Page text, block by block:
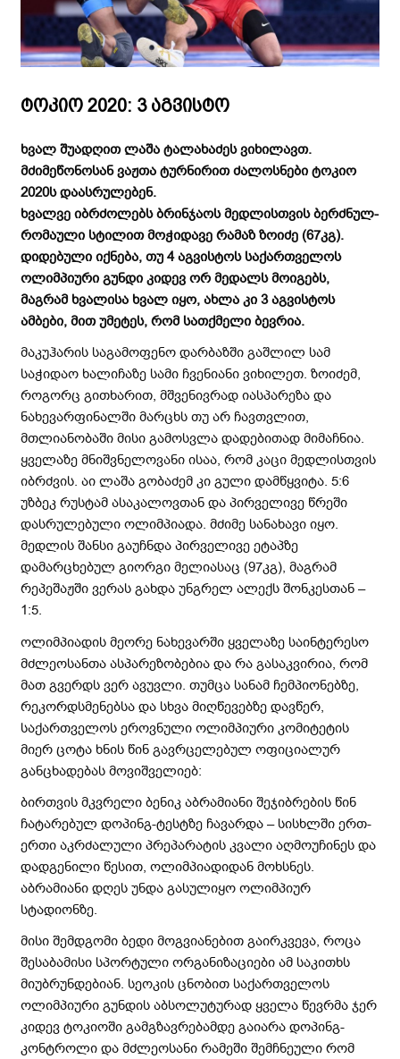
ტოკიო 2020: 3 აგვისტო
ხვალ შუადღით ლაშა ტალახაძეს ვიხილავთ.
მძიმეწონოსან ვაჟთა ტურნირით ძალოსნები ტოკიო
2020ს დაასრულებენ.
ხვალვე იბრძოლებს ბრინჯაოს მედლისთვის ბერძნულ-
რომაული სტილით მოჭიდავე რამაზ ზოიძე (67კგ).
დიდებული იქნება, თუ 4 აგვისტოს საქართველოს
ოლიმპიური გუნდი კიდევ ორ მედალს მოიგებს,
მაგრამ ხვალისა ხვალ იყო, ახლა კი 3 აგვისტოს
ამბები, მით უმეტეს, რომ სათქმელი ბევრია.
მაკუჰარის საგამოფენო დარბაზში გაშლილ სამ
საჭიდაო ხალიჩაზე სამი ჩვენიანი ვიხილეთ. ზოიძემ,
როგორც გითხარით, მშვენივრად იასპარეზა და
ნახევარფინალში მარცხს თუ არ ჩავთვლით,
მთლიანობაში მისი გამოსვლა დადებითად მიმაჩნია.
ყველაზე მნიშვნელოვანი ისაა, რომ კაცი მედლისთვის
იბრძვის. აი ლაშა გობაძემ კი გული დამწყვიტა. 5:6
უზბეკ რუსტამ ასაკალოვთან და პირველივე წრეში
დასრულებული ოლიმპიადა. მძიმე სანახავი იყო.
მედლის შანსი გაუჩნდა პირველივე ეტაპზე
დამარცხებულ გიორგი მელიასაც (97კგ), მაგრამ
რეპეშაჟში ვერას გახდა უნგრელ ალექს შონკესთან –
1:5.
ოლიმპიადის მეორე ნახევარში ყველაზე საინტერესო
მძლეოსანთა ასპარეზობებია და რა გასაკვირია, რომ
მათ გვერდს ვერ ავუვლი. თუმცა სანამ ჩემპიონებზე,
რეკორდსმენებსა და სხვა მიღწევებზე დავწერ,
საქართველოს ეროვნული ოლიმპიური კომიტეტის
მიერ ცოტა ხნის წინ გავრცელებულ ოფიციალურ
განცხადებას მოვიშველიებ:
ბირთვის მკვრელი ბენიკ აბრამიანი შეჯიბრების წინ
ჩატარებულ დოპინგ-ტესტზე ჩავარდა – სისხლში ერთ-
ერთი აკრძალული პრეპარატის კვალი აღმოუჩინეს და
დადგენილი წესით, ოლიმპიადიდან მოხსნეს.
აბრამიანი დღეს უნდა გასულიყო ოლიმპიურ
სტადიონზე.
მისი შემდგომი ბედი მოგვიანებით გაირკვევა, როცა
შესაბამისი სპორტული ორგანიზაციები ამ საკითხს
მიუბრუნდებიან. სეოკის ცნობით საქართველოს
ოლიმპიური გუნდის აბსოლუტურად ყველა წევრმა ჯერ
კიდევ ტოკიოში გამგზავრებამდე გაიარა დოპინგ-
კონტროლი და მძლეოსანი რამეში შემჩნეული რომ